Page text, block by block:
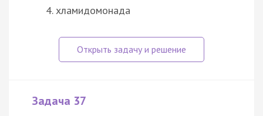
хламидомонада
Задача 37